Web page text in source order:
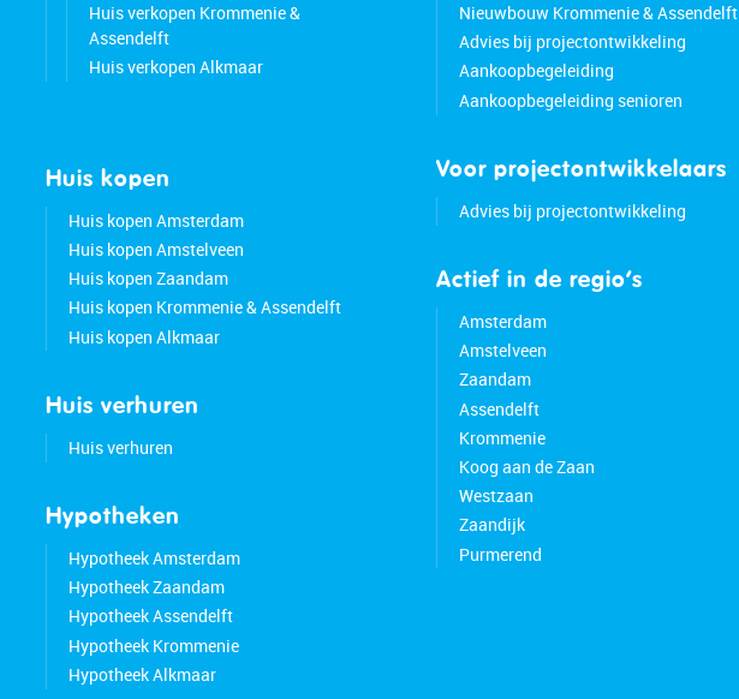
Huis verkopen Krommenie &
Assendelft
Huis verkopen Alkmaar
Huis kopen
Huis kopen Amsterdam
Huis kopen Amstelveen
Huis kopen Zaandam
Huis kopen Krommenie & Assendelft
Huis kopen Alkmaar
Huis verhuren
Huis verhuren
Hypotheken
Hypotheek Amsterdam
Hypotheek Zaandam
Hypotheek Assendelft
Hypotheek Krommenie
Hypotheek Alkmaar
Nieuwbouw Krommenie & Assendelft
Advies bij projectontwikkeling
Aankoopbegeleiding
Aankoopbegeleiding senioren
Voor projectontwikkelaars
Advies bij projectontwikkeling
Actief in de regio’s
Amsterdam
Amstelveen
Zaandam
Assendelft
Krommenie
Koog aan de Zaan
Westzaan
Zaandijk
Purmerend